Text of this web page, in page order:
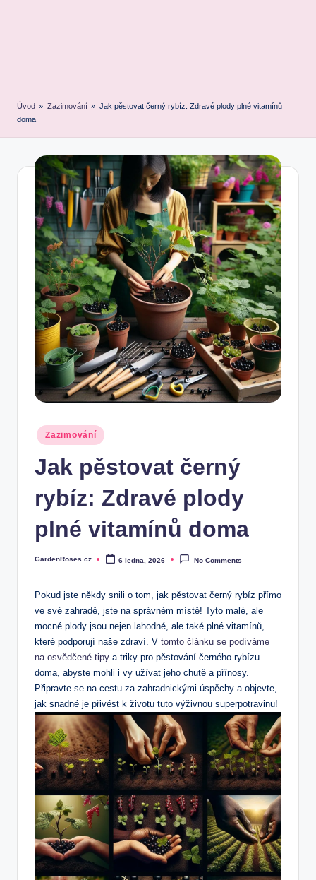
Úvod » Zazimování » Jak pěstovat černý rybíz: Zdravé plody plné vitamínů
doma
Posted
in
Zazimování
Jak pěstovat černý
rybíz: Zdravé plody
plné vitamínů doma
Posted
GardenRoses.cz 6 ledna, 2026 No Comments
Pokud jste někdy snili o tom, jak pěstovat černý rybíz přímo
ve své zahradě, jste na správném místě! Tyto malé, ale
mocné plody jsou nejen lahodné, ale také plné vitamínů,
které podporují naše zdraví. V tomto článku se podíváme
na osvědčené tipy a triky pro pěstování černého rybízu
doma, abyste mohli i vy užívat jeho chutě a přínosy.
Připravte se na cestu za zahradnickými úspěchy a objevte,
jak snadné je přivést k životu tuto výživnou superpotravinu!